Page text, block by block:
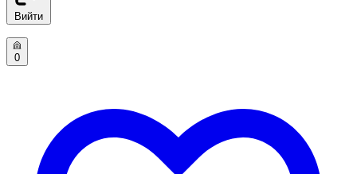
Вийти
0